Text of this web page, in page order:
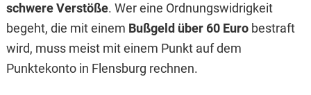
schwere Verstöße. Wer eine Ordnungswidrigkeit
begeht, die mit einem Bußgeld über 60 Eurobestraft
wird, muss meist mit einem Punkt auf dem
Punktekonto in Flensburg rechnen.